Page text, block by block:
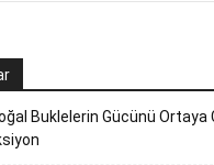
Buklelerin Gücünü Ortaya